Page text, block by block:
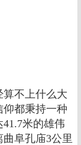
不上什么大
都秉持一种
米的雄伟
阜孔庙3公里